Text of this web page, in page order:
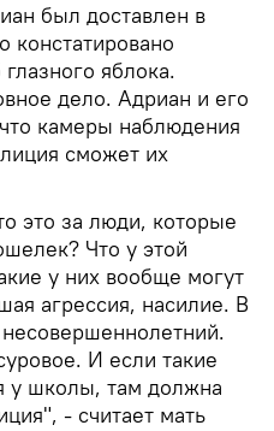
был доставлен в
констатировано
яблока.
дело. Адриан и его
камеры наблюдения
сможет их
это за люди, которые
Что у этой
у них вообще могут
агрессия, насилие. В
И если такие
у школы, там должна
- считает мать